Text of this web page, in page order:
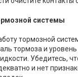
системы
тормозной
тормоза и уровень
Убедитесь,
и нет